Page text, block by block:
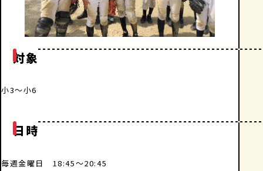
対象
小3～小6
日時
毎週金曜日 18:45～20:45